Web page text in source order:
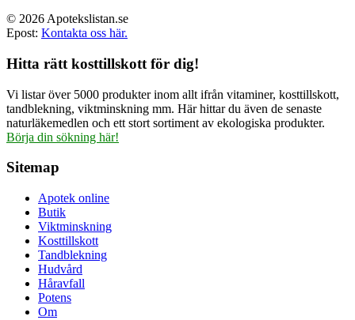
© 2026 Apotekslistan.se
Epost: Kontakta oss här.
Hitta rätt kosttillskott för dig!
Vi listar över 5000 produkter inom allt ifrån vitaminer, kosttillskott,
tandblekning, viktminskning mm. Här hittar du även de senaste
naturläkemedlen och ett stort sortiment av ekologiska produkter.
Börja din sökning här!
Sitemap
Apotek online
Butik
Viktminskning
Kosttillskott
Tandblekning
Hudvård
Håravfall
Potens
Om